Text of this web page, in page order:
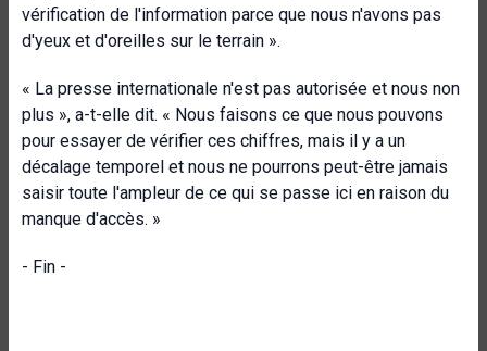
vérification de l'information parce que nous n'avons pas
d'yeux et d'oreilles sur le terrain ».
« La presse internationale n'est pas autorisée et nous non
plus », a-t-elle dit. « Nous faisons ce que nous pouvons
pour essayer de vérifier ces chiffres, mais il y a un
décalage temporel et nous ne pourrons peut-être jamais
saisir toute l'ampleur de ce qui se passe ici en raison du
manque d'accès. »
- Fin -